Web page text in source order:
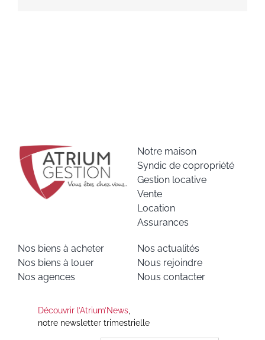
Notre maison
Syndic de copropriété
Gestion locative
Vente
Location
Assurances
Nos biens à acheter
Nos biens à louer
Nos agences
Nos actualités
Nous rejoindre
Nous contacter
Découvrir l’Atrium’News,
notre newsletter trimestrielle